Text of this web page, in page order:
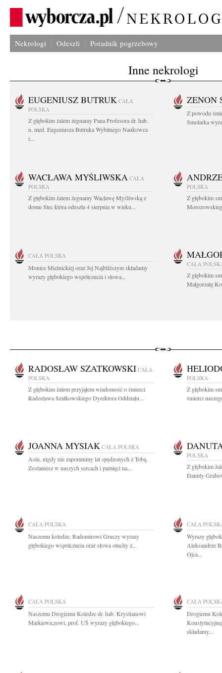
Nekrologi Odeszli Poradnik pogrzebowy
Inne nekrologi
EUGENIUSZ BUTRUK CAŁA
POLSKA
Z głębokim żalem żegnamy Pana Profesora dr. hab.
n. med. Eugeniusza Butruka Wybitnego Naukowca
i...
ZENON
Z powodu
Smolarka
WACŁAWA MYŚLIWSKA CAŁA
POLSKA
Z głębokim żalem żegnamy Wacławę Myśliwską z
domu Stec która odeszła 4 sierpnia w wieku...
POLSKA
Z głębokim
CAŁA POLSKA
Monice Mielnickiej oraz Jej Najbliższym składamy
wyrazy głębokiego współczucia i słowa...
CAŁA
Z głębokim
Małgorzatę
RADOSŁAW SZATKOWSKI CAŁA
POLSKA
Z głębokim żalem przyjąłem wiadomość o śmierci
Radosława Szatkowskiego Dyrektora Oddziału...
POLSKA
Z głębokim
śmierci
JOANNA MYSIAK CAŁA POLSKA
Asiu, nigdy nie zapomnimy lat spędzonych z Tobą.
Zostaniesz w naszych sercach i pamięci na...
POLSKA
Z głębokim
Danuty
CAŁA POLSKA
Naszemu koledze, Radomirowi Gruczy wyrazy
głębokiego współczucia oraz słowa otuchy z...
CAŁA
Wyrazy
Aleksandrze
Ojca...
CAŁA POLSKA
Naszemu Drogiemu Koledze dr. hab. Krystianowi
Markiewiczowi, prof. UŚ wyrazy głębokiego...
CAŁA
Drogiemu
składamy...